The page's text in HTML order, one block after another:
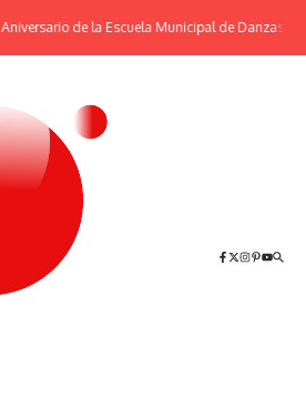
de la Escuela Municipal de Danzas “El